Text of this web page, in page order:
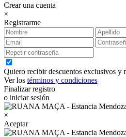
Crear una cuenta
×
Registrarme
Quiero recibir descuentos exclusivos y
Ver los términos y condiciones
Finalizar registro
o iniciar sesión
×
Aceptar